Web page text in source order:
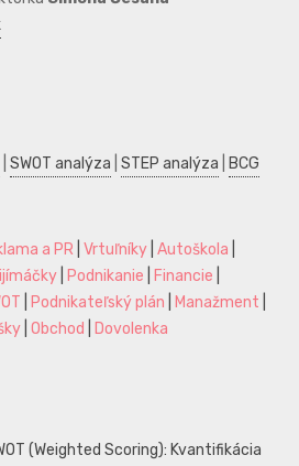
SWOT analýza STEP analýza
BCG
a PR Vrtuľníky Autoškola
Podnikanie Financie
Podnikateľský plán Manažment
Obchod Dovolenka
(Weighted Scoring): Kvantifikácia